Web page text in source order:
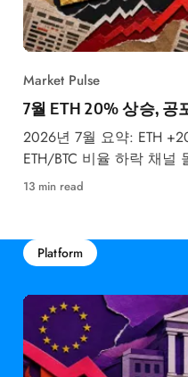
Market Pulse
7월 ETH 20% 상승, 공
2026년 7월 요약: ETH
ETH/BTC 비율 하락 채널
13 min read
Platform